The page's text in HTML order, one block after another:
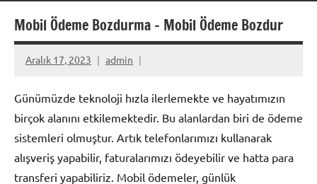
Mobil Ödeme Bozdurma – Mobil Ödeme Bozdur
Aralık 17, 2023 admin
Günümüzde teknoloji hızla ilerlemekte ve hayatımızın
birçok alanını etkilemektedir. Bu alanlardan biri de ödeme
sistemleri olmuştur. Artık telefonlarımızı kullanarak
alışveriş yapabilir, faturalarımızı ödeyebilir ve hatta para
transferi yapabiliriz. Mobil ödemeler, günlük